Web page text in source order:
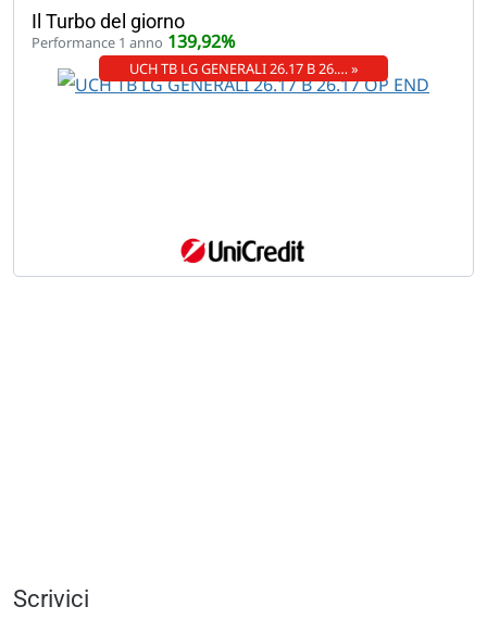
Il Turbo del giorno
Performance 1 anno 139,92%
UCH TB LG GENERALI 26.17 B 26.… »
Scrivici